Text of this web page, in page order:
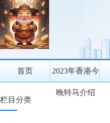
首页 2023年香港今
晚特马介绍
栏目分类